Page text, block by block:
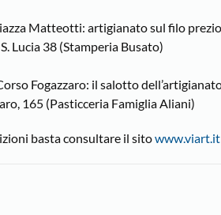
Matteotti: artigianato sul filo
Lucia 38 (Stamperia Busato)
Fogazzaro: il salotto
165 (Pasticceria Famiglia Aliani)
basta consultare il sitowww.viart.it